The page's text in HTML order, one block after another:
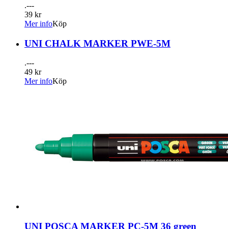
.---
39 kr
Mer infoKöp
UNI CHALK MARKER PWE-5M
.---
49 kr
Mer infoKöp
UNI POSCA MARKER PC-5M 36 green